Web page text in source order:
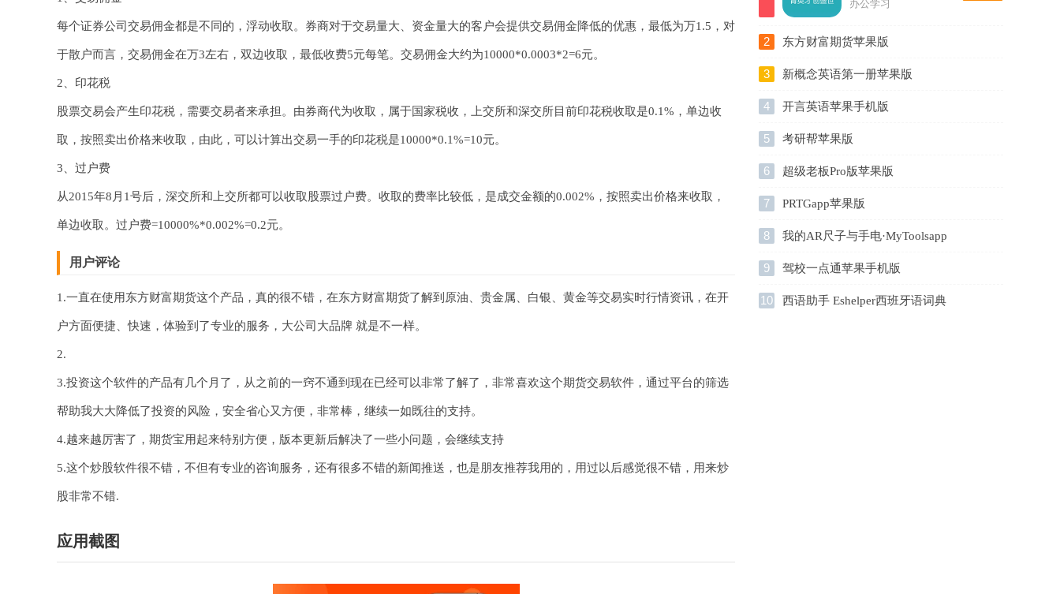
每个证券公司交易佣金都是不同的，浮动收取。券商对于交易量大、资金量大的客户会提供交易佣金降低的优惠，最低为万1.5，对
于散户而言，交易佣金在万3左右，双边收取，最低收费5元每笔。交易佣金大约为10000*0.0003*2=6元。
2、印花税
股票交易会产生印花税，需要交易者来承担。由券商代为收取，属于国家税收，上交所和深交所目前印花税收取是0.1%，单边收
取，按照卖出价格来收取，由此，可以计算出交易一手的印花税是10000*0.1%=10元。
3、过户费
从2015年8月1号后，深交所和上交所都可以收取股票过户费。收取的费率比较低，是成交金额的0.002%，按照卖出价格来收取，
单边收取。过户费=10000%*0.002%=0.2元。
用户评论
1.一直在使用东方财富期货这个产品，真的很不错，在东方财富期货了解到原油、贵金属、白银、黄金等交易实时行情资讯，在开
户方面便捷、快速，体验到了专业的服务，大公司大品牌 就是不一样。
2.
3.投资这个软件的产品有几个月了，从之前的一窍不通到现在已经可以非常了解了，非常喜欢这个期货交易软件，通过平台的筛选
帮助我大大降低了投资的风险，安全省心又方便，非常棒，继续一如既往的支持。
4.越来越厉害了，期货宝用起来特别方便，版本更新后解决了一些小问题，会继续支持
5.这个炒股软件很不错，不但有专业的咨询服务，还有很多不错的新闻推送，也是朋友推荐我用的，用过以后感觉很不错，用来炒
股非常不错.
应用截图
办公学习
2 东方财富期货苹果版
3 新概念英语第一册苹果版
4 开言英语苹果手机版
5 考研帮苹果版
6 超级老板Pro版苹果版
7 PRTGapp苹果版
8
我的AR尺子与手电·MyToolsapp
9 驾校一点通苹果手机版
10
西语助手 Eshelper西班牙语词典